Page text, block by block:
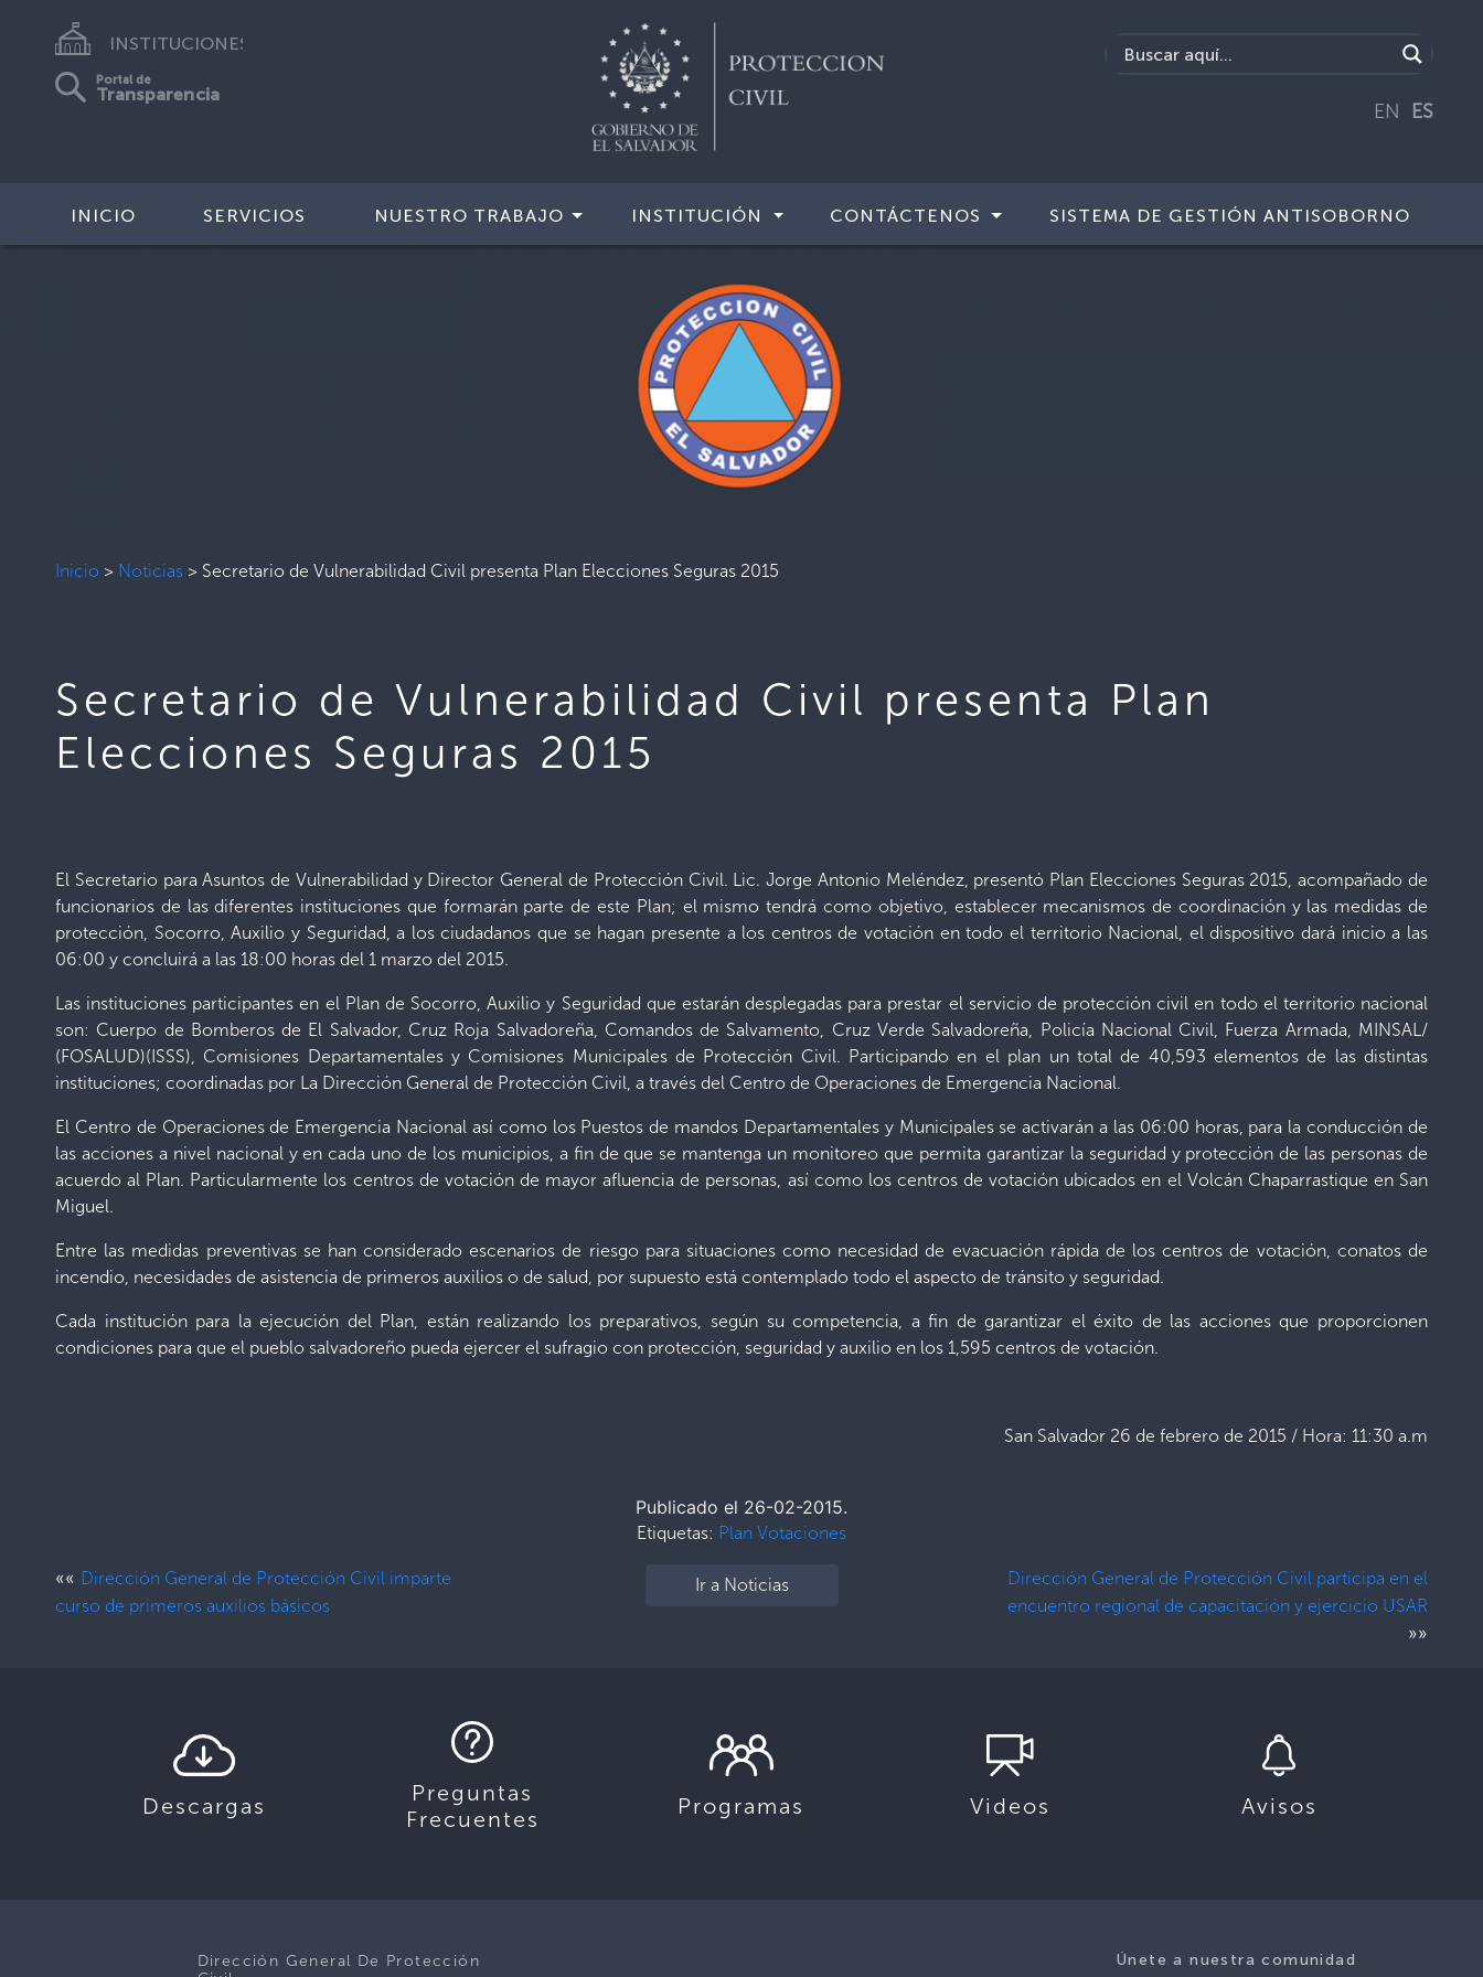
INSTITUCIONES
Portal de
Transparencia
EN ES
INICIO SERVICIOS NUESTRO TRABAJO INSTITUCIÓN CONTÁCTENOS SISTEMA DE GESTIÓN ANTISOBORNO
Inicio > Noticias > Secretario de Vulnerabilidad Civil presenta Plan Elecciones Seguras 2015
Secretario de Vulnerabilidad Civil presenta Plan
Elecciones Seguras 2015
El Secretario para Asuntos de Vulnerabilidad y Director General de Protección Civil. Lic. Jorge Antonio Meléndez, presentó Plan Elecciones Seguras 2015, acompañado de
funcionarios de las diferentes instituciones que formarán parte de este Plan; el mismo tendrá como objetivo, establecer mecanismos de coordinación y las medidas de
protección, Socorro, Auxilio y Seguridad, a los ciudadanos que se hagan presente a los centros de votación en todo el territorio Nacional, el dispositivo dará inicio a las
06:00 y concluirá a las 18:00 horas del 1 marzo del 2015.
Las instituciones participantes en el Plan de Socorro, Auxilio y Seguridad que estarán desplegadas para prestar el servicio de protección civil en todo el territorio nacional
son: Cuerpo de Bomberos de El Salvador, Cruz Roja Salvadoreña, Comandos de Salvamento, Cruz Verde Salvadoreña, Policía Nacional Civil, Fuerza Armada, MINSAL/
(FOSALUD)(ISSS), Comisiones Departamentales y Comisiones Municipales de Protección Civil. Participando en el plan un total de 40,593 elementos de las distintas
instituciones; coordinadas por La Dirección General de Protección Civil, a través del Centro de Operaciones de Emergencia Nacional.
El Centro de Operaciones de Emergencia Nacional así como los Puestos de mandos Departamentales y Municipales se activarán a las 06:00 horas, para la conducción de
las acciones a nivel nacional y en cada uno de los municipios, a fin de que se mantenga un monitoreo que permita garantizar la seguridad y protección de las personas de
acuerdo al Plan. Particularmente los centros de votación de mayor afluencia de personas, así como los centros de votación ubicados en el Volcán Chaparrastique en San
Miguel.
Entre las medidas preventivas se han considerado escenarios de riesgo para situaciones como necesidad de evacuación rápida de los centros de votación, conatos de
incendio, necesidades de asistencia de primeros auxilios o de salud, por supuesto está contemplado todo el aspecto de tránsito y seguridad.
Cada institución para la ejecución del Plan, están realizando los preparativos, según su competencia, a fin de garantizar el éxito de las acciones que proporcionen
condiciones para que el pueblo salvadoreño pueda ejercer el sufragio con protección, seguridad y auxilio en los 1,595 centros de votación.
San Salvador 26 de febrero de 2015 / Hora: 11:30 a.m
Publicado el 26-02-2015.
Etiquetas: Plan Votaciones
«« Dirección General de Protección Civil imparte
curso de primeros auxilios básicos
Ir a Noticias
Dirección General de Protección Civil participa en el
encuentro regional de capacitación y ejercicio USAR
»»
Descargas
Preguntas
Frecuentes
Programas Videos Avisos
Únete a nuestra comunidad
Dirección General De Protección